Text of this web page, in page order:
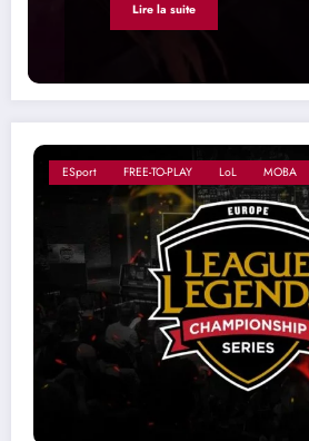
Lire la suite
ESport FREE-TO-PLAY LoL MOBA